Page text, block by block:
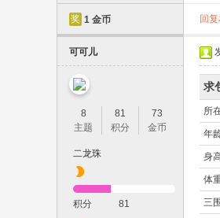
区
奖 1 金币 回
可可儿
8
主题
81
积分
73
金币
二龙珠
积分 81
求
所
年
身
体
三